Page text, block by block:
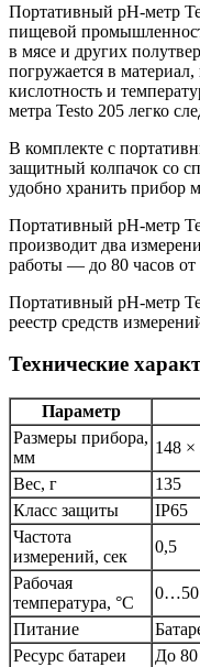
Портативный pH-метр
пищевой
в мясе и других
погружается в материал,
кислотность и
метра Testo 205 легко
В комплекте с
защитный колпачок со
удобно хранить прибор
Портативный pH-метр
производит два
работы — до 80 часов от
Портативный pH-метр
реестр средств
Технические
Параметр
Размеры прибора,
мм
148 ×
Вес, г
135
Класс защиты
IP65
Частота
измерений, сек
0,5
Рабочая
температура, °C
0…50
Питание
Ресурс батареи
До 80